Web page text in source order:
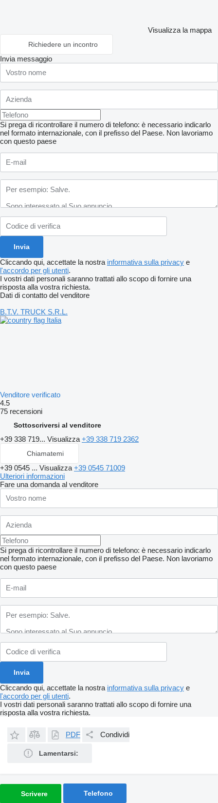
Visualizza la mappa
Richiedere un incontro
Invia messaggio
Si prega di ricontrollare il numero di telefono: è necessario indicarlo
nel formato internazionale, con il prefisso del Paese. Non lavoriamo
con questo paese
Cliccando qui, accettate la nostra informativa sulla privacy e
l'accordo per gli utenti.
I vostri dati personali saranno trattati allo scopo di fornire una
risposta alla vostra richiesta.
Dati di contatto del venditore
B.T.V. TRUCK S.R.L.
Italia
Venditore verificato
4.5
75 recensioni
Sottoscriversi al venditore
+39 338 719... Visualizza +39 338 719 2362
Chiamatemi
+39 0545 ... Visualizza +39 0545 71009
Ulteriori informazioni
Fare una domanda al venditore
Si prega di ricontrollare il numero di telefono: è necessario indicarlo
nel formato internazionale, con il prefisso del Paese. Non lavoriamo
con questo paese
Cliccando qui, accettate la nostra informativa sulla privacy e
l'accordo per gli utenti.
I vostri dati personali saranno trattati allo scopo di fornire una
risposta alla vostra richiesta.
PDF Condividi
Lamentarsi:
Scrivere Telefono